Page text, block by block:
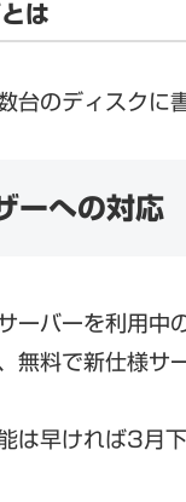
は
台のディスクに
ーへの対応
ーバーを利用
無料で新仕様サ
は早ければ3月